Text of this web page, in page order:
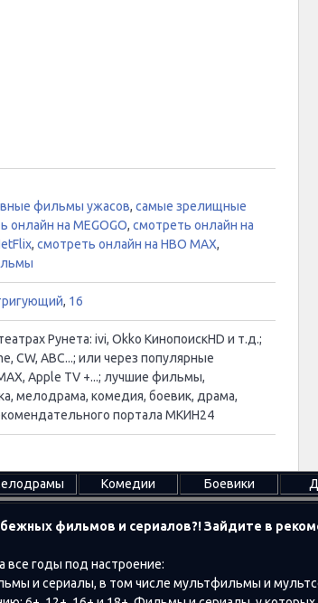
фильмы ужасов, самые зрелищные
онлайн на MEGOGO, смотреть онлайн на
, смотреть онлайн на HBO MAX,
, 16
Рунета: ivi, Okko КинопоискHD и т.д.;
CW, ABC...; или через популярные
Apple TV +...; лучшие фильмы,
мелодрама, комедия, боевик, драма,
портала МКИН24
Комедии Боевики
фильмов и сериалов?! Зайдите в
годы под настроение:
и сериалы, в том числе мультфильмы и